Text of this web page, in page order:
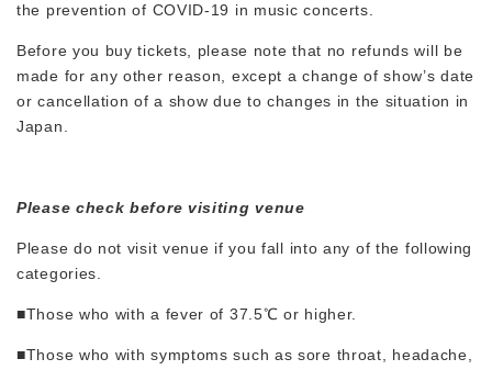
the prevention of COVID‑19 in music concerts.
Before you buy tickets, please note that no refunds will be
made for any other reason, except a change of show’s date
or cancellation of a show due to changes in the situation in
Japan.
Please check before visiting venue
Please do not visit venue if you fall into any of the following
categories.
■Those who with a fever of 37.5℃ or higher.
■Those who with symptoms such as sore throat, headache,